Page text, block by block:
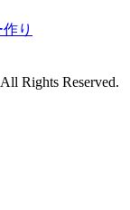
り
Rights Reserved.